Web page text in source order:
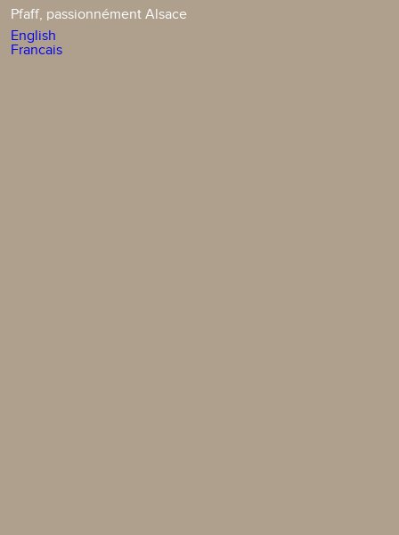
Pfaff, passionnément Alsace
English
Francais